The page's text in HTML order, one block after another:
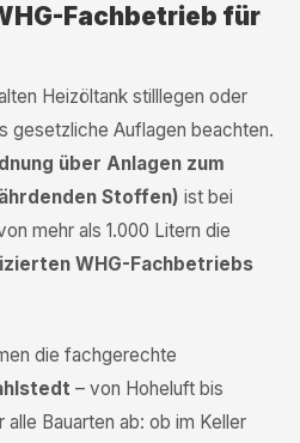
Fachbetrieb für
Heizöltank stilllegen oder
gesetzliche Auflagen beachten.
über Anlagen zum
Stoffen) ist bei
mehr als 1.000 Litern die
WHG-Fachbetriebs
die fachgerechte
– von Hoheluft bis
Bauarten ab: ob im Keller